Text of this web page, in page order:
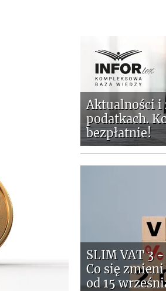
Aktualności i
podatkach.
bezpłatnie!
SLIM VAT 3
Co się
od 15